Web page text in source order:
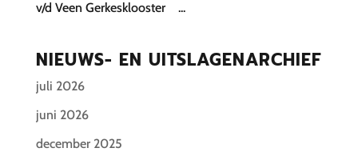
v/d Veen Gerkesklooster ...
NIEUWS- EN UITSLAGENARCHIEF
juli 2026
juni 2026
december 2025